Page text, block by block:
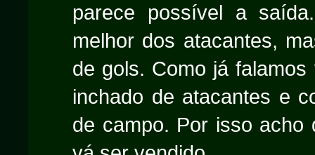
parece possível a
melhor dos atacantes,
de gols. Como já
inchado de atacantes e
de campo. Por isso acho